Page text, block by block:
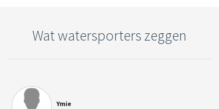
Wat watersporters zeggen
Ymie